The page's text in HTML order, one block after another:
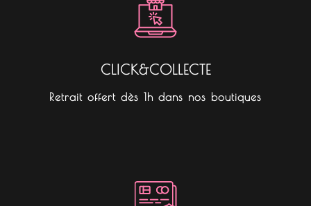
CLICK&COLLECTE
Retrait offert dès 1h dans nos boutiques